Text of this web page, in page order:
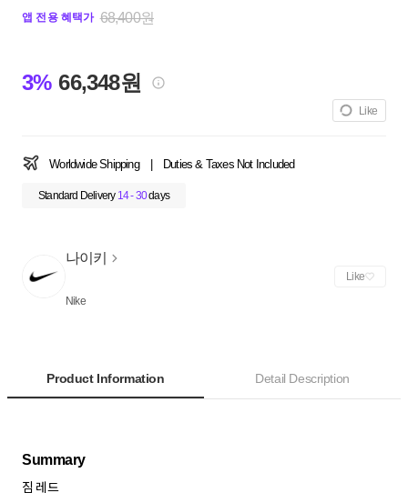
앱 전용 혜택가 68,400원
3% 66,348원
Like
Worldwide Shipping Duties & Taxes Not Included
Standard Delivery 14 - 30days
나이키
Nike
Like
Product Information Detail Description
Summary
짐 레드